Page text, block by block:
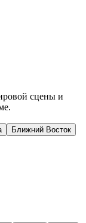
сцены и
Ближний Восток